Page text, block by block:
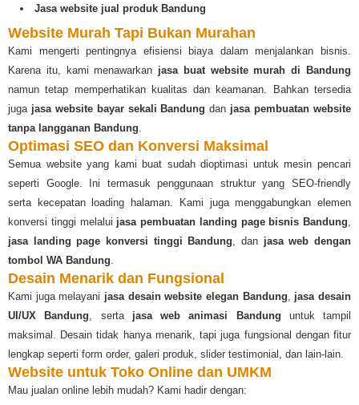
Jasa website jual produk Bandung
Website Murah Tapi Bukan Murahan
Kami mengerti pentingnya efisiensi biaya dalam menjalankan bisnis.
Karena itu, kami menawarkan jasa buat website murah di Bandung
namun tetap memperhatikan kualitas dan keamanan. Bahkan tersedia
juga jasa website bayar sekali Bandung dan jasa pembuatan website
tanpa langganan Bandung.
Optimasi SEO dan Konversi Maksimal
Semua website yang kami buat sudah dioptimasi untuk mesin pencari
seperti Google. Ini termasuk penggunaan struktur yang SEO-friendly
serta kecepatan loading halaman. Kami juga menggabungkan elemen
konversi tinggi melalui jasa pembuatan landing page bisnis Bandung,
jasa landing page konversi tinggi Bandung, dan jasa web dengan
tombol WA Bandung.
Desain Menarik dan Fungsional
Kami juga melayani jasa desain website elegan Bandung, jasa desain
UI/UX Bandung, serta jasa web animasi Bandung untuk tampil
maksimal. Desain tidak hanya menarik, tapi juga fungsional dengan fitur
lengkap seperti form order, galeri produk, slider testimonial, dan lain-lain.
Website untuk Toko Online dan UMKM
Mau jualan online lebih mudah? Kami hadir dengan: